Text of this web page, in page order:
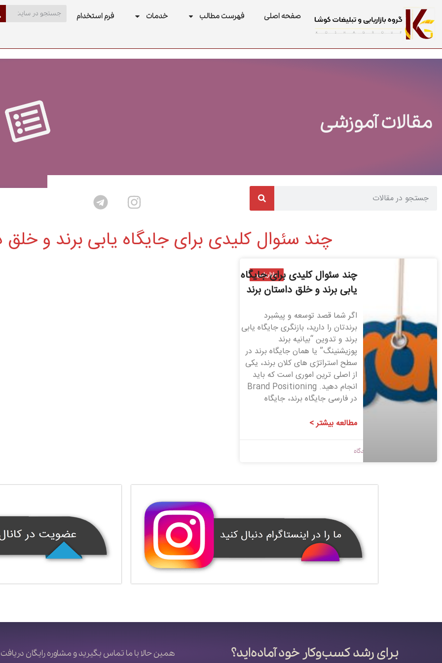
صفحه اصلی فهرست مطالب خدمات فرم استخدام
مقالات آموزشی
چند سئوال کلیدی برای جایگاه یابی برند و خلق
بازاریابی
چند سئوال کلیدی برای جایگاه
یابی برند و خلق داستان برند
اگر شما قصد توسعه و پیشبرد
برندتان را دارید، بازنگری جایگاه یابی
برند و تدوین “بیانیه برند
پوزیشنینگ” یا همان جایگاه برند در
سطح استراتژی های کلان برند، یکی
از اصلی ترین اموری است که باید
انجام دهید. Brand Positioning
در فارسی جایگاه برند، جایگاه
مطالعه بیشتر >
بدون دیدگاه
برای رشد کسب‌وکار خود آماده‌اید؟ همین حالا با ما تماس بگیرید و مشاوره رایگان